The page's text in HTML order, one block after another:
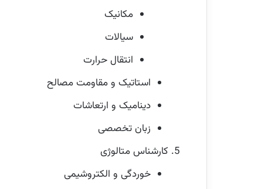
مکانیک
سیالات
انتقال حرارت
استاتیک و مقاومت مصالح
دینامیک و ارتعاشات
زبان تخصصی
کارشناس متالوژی
خوردگی و الکتروشیمی